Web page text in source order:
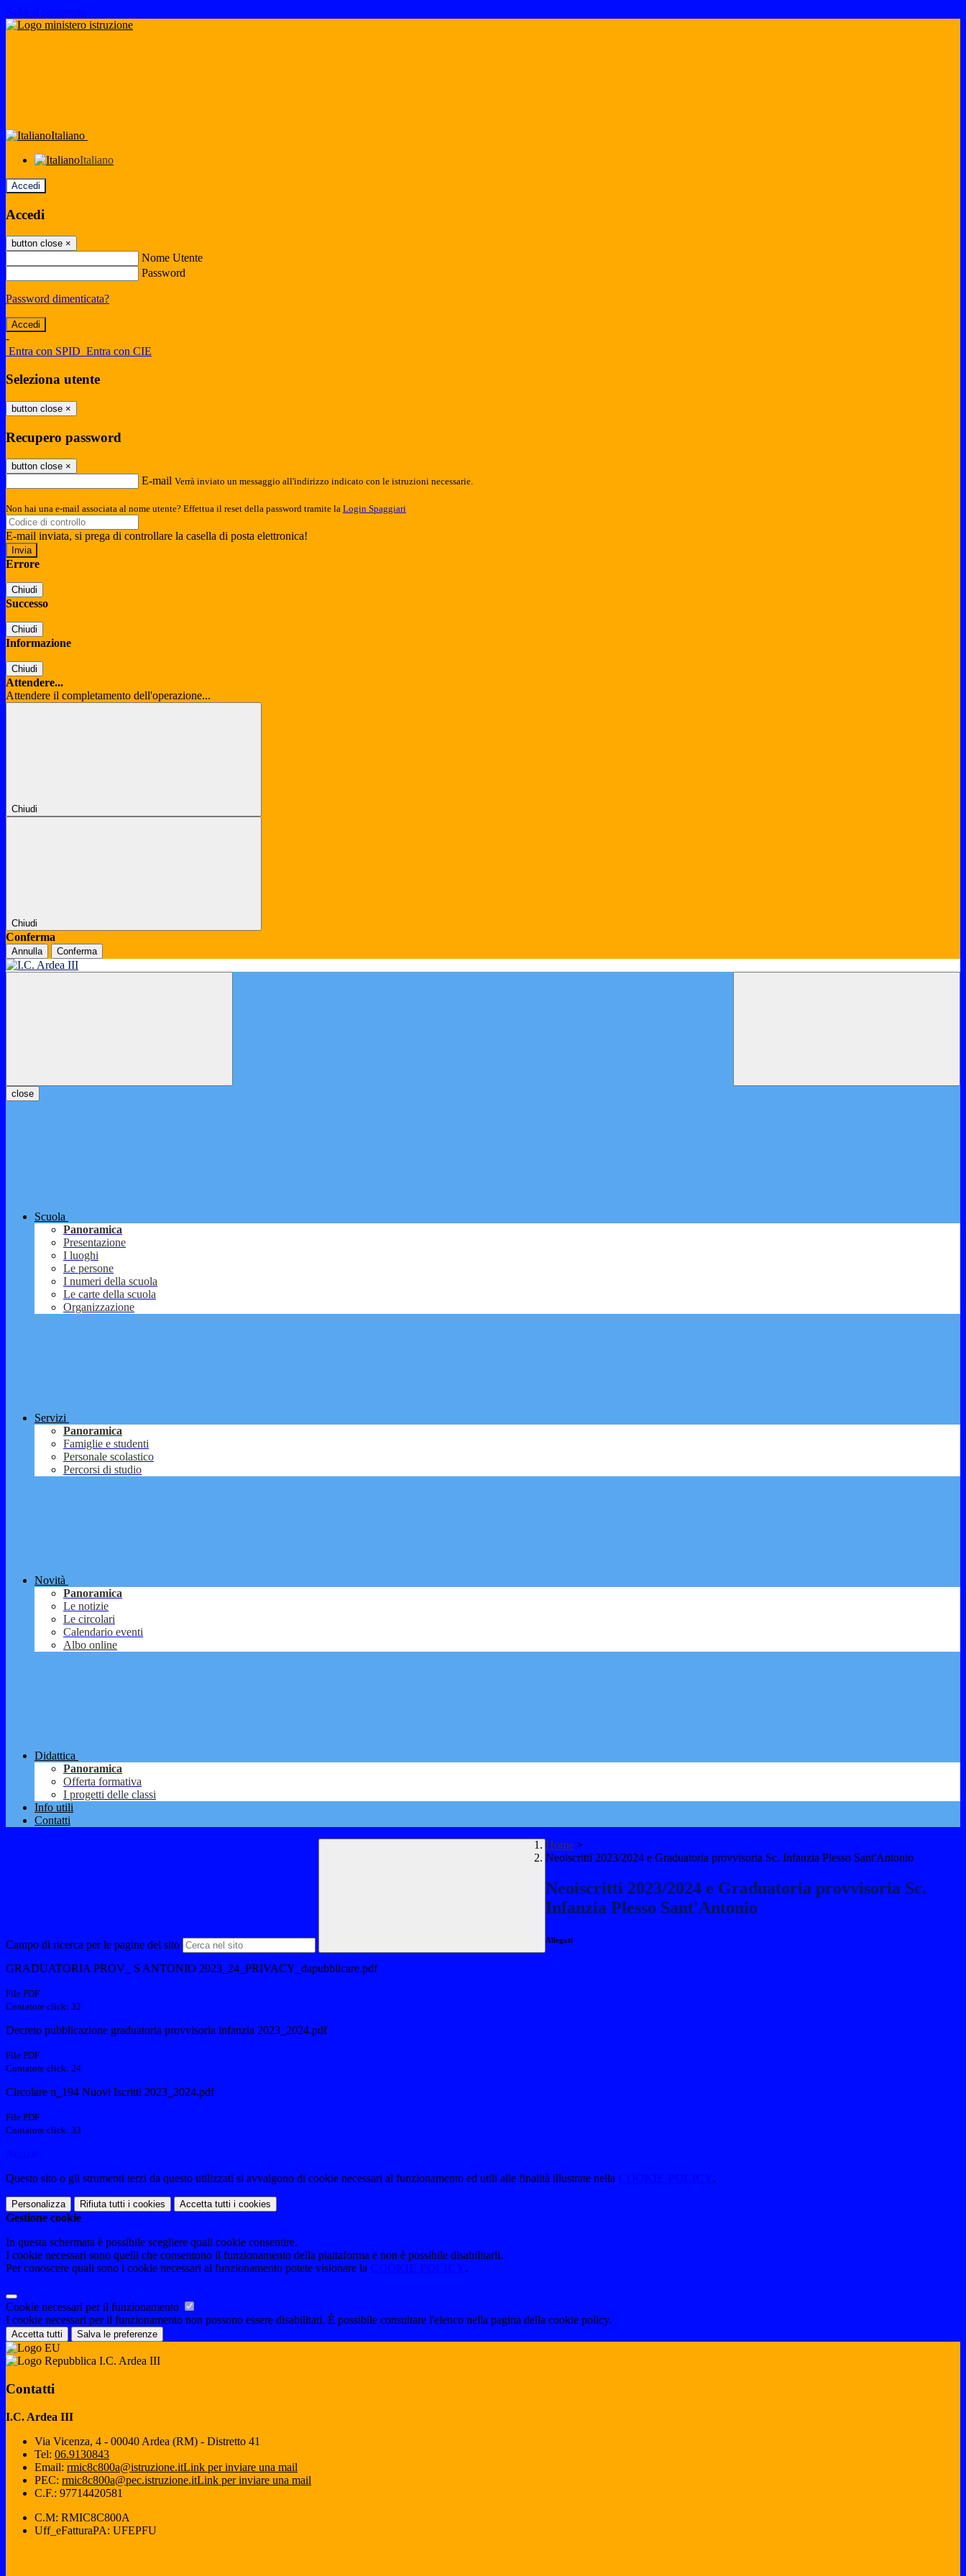
Italiano
Italiano
Accedi
Accedi
button close ×
Nome Utente
Password
Password dimenticata?
-
Entra con SPID Entra con CIE
Seleziona utente
button close ×
Recupero password
button close ×
E-mail Verrà inviato un messaggio all'indirizzo indicato con le istruzioni necessarie.
Non hai una e-mail associata al nome utente? Effettua il reset della password tramite la Login Spaggiari
E-mail inviata, si prega di controllare la casella di posta elettronica!
Errore
Chiudi
Successo
Chiudi
Informazione
Chiudi
Attendere...
Attendere il completamento dell'operazione...
Chiudi
Chiudi
Conferma
Annulla Conferma
close
Scuola
Panoramica
Presentazione
I luoghi
Le persone
I numeri della scuola
Le carte della scuola
Organizzazione
Servizi
Panoramica
Famiglie e studenti
Personale scolastico
Percorsi di studio
Novità
Panoramica
Le notizie
Le circolari
Calendario eventi
Albo online
Didattica
Panoramica
Offerta formativa
I progetti delle classi
Info utili
Contatti
Campo di ricerca per le pagine del sito
Home >
Neoiscritti 2023/2024 e Graduatoria provvisoria Sc. Infanzia Plesso Sant'Antonio
Neoiscritti 2023/2024 e Graduatoria provvisoria Sc.
Infanzia Plesso Sant'Antonio
Allegati
GRADUATORIA PROV_ S ANTONIO 2023_24_PRIVACY_dapubblicare.pdf
File PDF
Contatore click: 32
Decreto pubblicazione graduatoria provvisoria infanzia 2023_2024.pdf
File PDF
Contatore click: 24
Circolare n_194 Nuovi Iscritti 2023_2024.pdf
File PDF
Contatore click: 33
Questo sito o gli strumenti terzi da questo utilizzati si avvalgono di cookie necessari al funzionamento ed utili alle finalità illustrate nella
.
Personalizza Rifiuta tutti i cookies Accetta tutti i cookies
Gestione cookie
In questa schermata è possibile scegliere quali cookie consentire.
I cookie necessari sono quelli che consentono il funzionamento della piattaforma e non è possibile disabilitarli.
Per conoscere quali sono i cookie necessari al funzionamento potete visionare la
.
Cookie necessari per il funzionamento
I cookie necessari per il funzionamento non possono essere disabilitati. È possibile consultare l'elenco nella pagina della cookie policy.
Accetta tutti Salva le preferenze
I.C. Ardea III
Contatti
I.C. Ardea III
Via Vicenza, 4 - 00040 Ardea (RM) - Distretto 41
Tel: 06.9130843
Email: rmic8c800a@istruzione.itLink per inviare una mail
PEC: rmic8c800a@pec.istruzione.itLink per inviare una mail
C.F.: 97714420581
C.M: RMIC8C800A
Uff_eFatturaPA: UFEPFU